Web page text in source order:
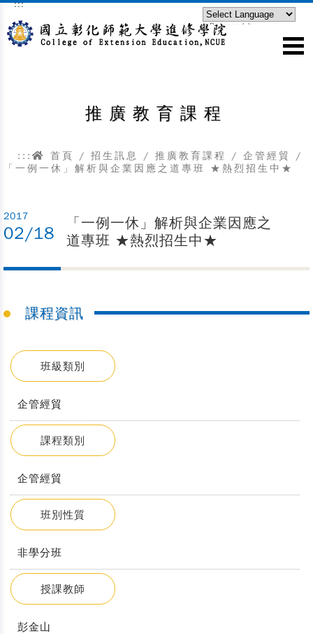
跳到主要內容區塊
:::
Powered by
推廣教育課程
::: 首頁 / 招生訊息 / 推廣教育課程 / 企管經貿
/
「一例一休」解析與企業因應之道專班 ★熱烈招生中★
2017
02/18
「一例一休」解析與企業因應之
道專班 ★熱烈招生中★
課程資訊
班級類別
企管經貿
課程類別
企管經貿
班別性質
非學分班
授課教師
彭金山